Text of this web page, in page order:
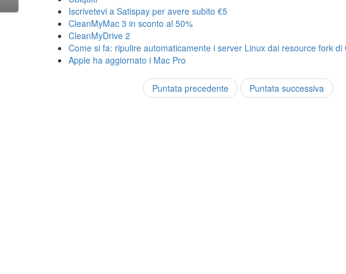
Iscrivetevi a Satispay per avere subito €5
CleanMyMac 3 in sconto al 50%
CleanMyDrive 2
Come si fa: ripulire automaticamente i server Linux dai resource fork di
Apple ha aggiornato i Mac Pro
Puntata precedente Puntata successiva